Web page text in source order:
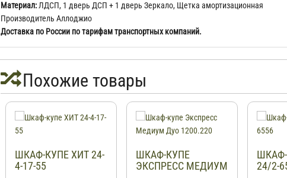
Материал:ЛДСП, 1 дверь ДСП + 1 дверь Зеркало, Щетка амортизационная
Производитель Аллоджио
Доставка по России по тарифам транспортных компаний.
Похожие товары
ШКАФ-КУПЕ ХИТ 24-
4-17-55
ШКАФ-КУПЕ
ЭКСПРЕСС МЕДИУМ
ШКАФ-
24/2-